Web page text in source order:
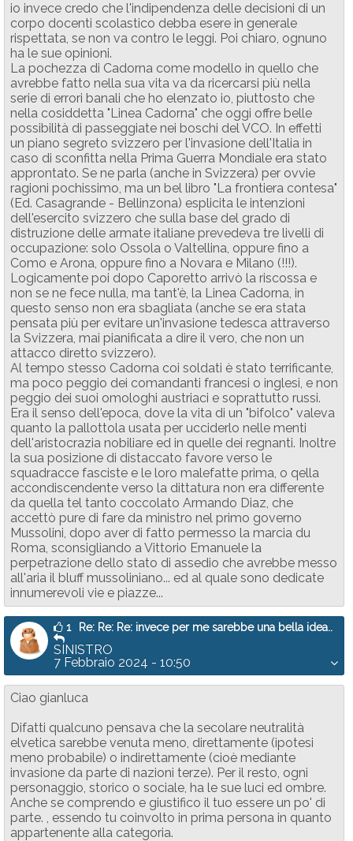
io invece credo che l'indipendenza delle decisioni di un
corpo docenti scolastico debba esere in generale
rispettata, se non va contro le leggi. Poi chiaro, ognuno
ha le sue opinioni.
La pochezza di Cadorna come modello in quello che
avrebbe fatto nella sua vita va da ricercarsi più nella
serie di errori banali che ho elenzato io, piuttosto che
nella cosiddetta "Linea Cadorna" che oggi offre belle
possibilità di passeggiate nei boschi del VCO. In effetti
un piano segreto svizzero per l'invasione dell'Italia in
caso di sconfitta nella Prima Guerra Mondiale era stato
approntato. Se ne parla (anche in Svizzera) per ovvie
ragioni pochissimo, ma un bel libro "La frontiera contesa"
(Ed. Casagrande - Bellinzona) esplicita le intenzioni
dell'esercito svizzero che sulla base del grado di
distruzione delle armate italiane prevedeva tre livelli di
occupazione: solo Ossola o Valtellina, oppure fino a
Como e Arona, oppure fino a Novara e Milano (!!!).
Logicamente poi dopo Caporetto arrivò la riscossa e
non se ne fece nulla, ma tant'è, la Linea Cadorna, in
questo senso non era sbagliata (anche se era stata
pensata più per evitare un'invasione tedesca attraverso
la Svizzera, mai pianificata a dire il vero, che non un
attacco diretto svizzero).
Al tempo stesso Cadorna coi soldati è stato terrificante,
ma poco peggio dei comandanti francesi o inglesi, e non
peggio dei suoi omologhi austriaci e soprattutto russi.
Era il senso dell'epoca, dove la vita di un "bifolco" valeva
quanto la pallottola usata per ucciderlo nelle menti
dell'aristocrazia nobiliare ed in quelle dei regnanti. Inoltre
la sua posizione di distaccato favore verso le
squadracce fasciste e le loro malefatte prima, o qella
accondiscendente verso la dittatura non era differente
da quella tel tanto coccolato Armando Diaz, che
accettò pure di fare da ministro nel primo governo
Mussolini, dopo aver di fatto permesso la marcia du
Roma, sconsigliando a Vittorio Emanuele la
perpetrazione dello stato di assedio che avrebbe messo
all'aria il bluff mussoliniano... ed al quale sono dedicate
innumerevoli vie e piazze...
1 Re: Re: Re: invece per me sarebbe una bella idea..
SINISTRO
7 Febbraio 2024 - 10:50
Ciao gianluca
Difatti qualcuno pensava che la secolare neutralità
elvetica sarebbe venuta meno, direttamente (ipotesi
meno probabile) o indirettamente (cioè mediante
invasione da parte di nazioni terze). Per il resto, ogni
personaggio, storico o sociale, ha le sue luci ed ombre.
Anche se comprendo e giustifico il tuo essere un po' di
parte. , essendo tu coinvolto in prima persona in quanto
appartenente alla categoria.